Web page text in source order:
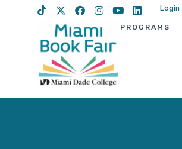
Login
PROGRAMS